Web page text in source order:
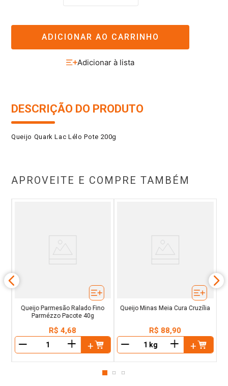
ADICIONAR AO CARRINHO
DESCRIÇÃO DO PRODUTO
Queijo Quark Lac Lélo Pote 200g
APROVEITE E COMPRE TAMBÉM
Queijo Parmesão Ralado Fino
Parmézzo Pacote 40g
R$ 4,68
＋
Queijo Minas Meia Cura Cruzília
R$ 88,90
＋